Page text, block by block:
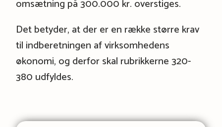
omsætning på 300.000 kr. overstiges.
Det betyder, at der er en række større krav
til indberetningen af virksomhedens
økonomi, og derfor skal rubrikkerne 320-
380 udfyldes.